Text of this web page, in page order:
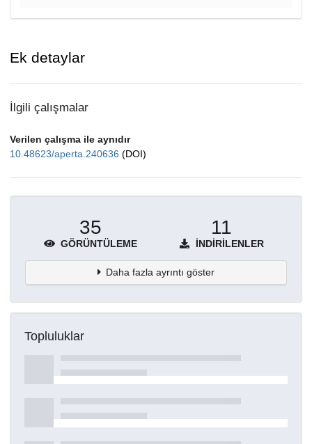
Ek detaylar
İlgili çalışmalar
Verilen çalışma ile aynıdır
10.48623/aperta.240636 (DOI)
35
GÖRÜNTÜLEME
11
İNDIRILENLER
Daha fazla ayrıntı göster
Topluluklar